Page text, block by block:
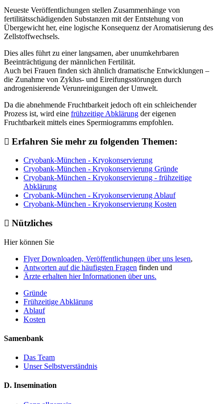
Neueste Veröffentlichungen stellen Zusammenhänge von
fertilitätsschädigenden Substanzen mit der Entstehung von
Übergewicht her, eine logische Konsequenz der Aromatisierung des
Zellstoffwechsels.
Dies alles führt zu einer langsamen, aber unumkehrbaren
Beeinträchtigung der männlichen Fertilität.
Auch bei Frauen finden sich ähnlich dramatische Entwicklungen –
die Zunahme von Zyklus- und Eireifungsstörungen durch
androgenisierende Verunreinigungen der Umwelt.
Da die abnehmende Fruchtbarkeit jedoch oft ein schleichender
Prozess ist, wird eine frühzeitige Abklärung der eigenen
Fruchtbarkeit mittels eines Spermiogramms empfohlen.
Erfahren Sie mehr zu folgenden Themen:
Cryobank-München - Kryokonservierung
Cryobank-München - Kryokonservierung Gründe
Cryobank-München - Kryokonservierung - frühzeitige
Abklärung
Cryobank-München - Kryokonservierung Ablauf
Cryobank-München - Kryokonservierung Kosten
Nützliches
Hier können Sie
Flyer Downloaden, Veröffentlichungen über uns lesen,
Antworten auf die häufigsten Fragen finden und
Ärzte erhalten hier Informationen über uns.
Gründe
Frühzeitige Abklärung
Ablauf
Kosten
Samenbank
Das Team
Unser Selbstverständnis
D. Insemination